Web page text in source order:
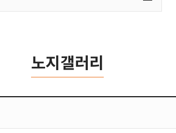
노지갤러리